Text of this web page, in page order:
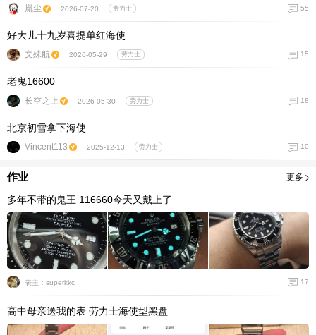
胤尘 2026-07-20 劳力士 55
好大儿十九岁喜提单红海使
文殊航 2026-05-29 劳力士 15
老鬼16600
长空之上 2026-05-30 劳力士 18
北京初雪拿下海使
Vincent113 2025-12-13 劳力士 10
作业 更多
多年不带的鬼王 116660今天又戴上了
表主：superkkc 17
高中母亲送我的表 劳力士海使型黑盘